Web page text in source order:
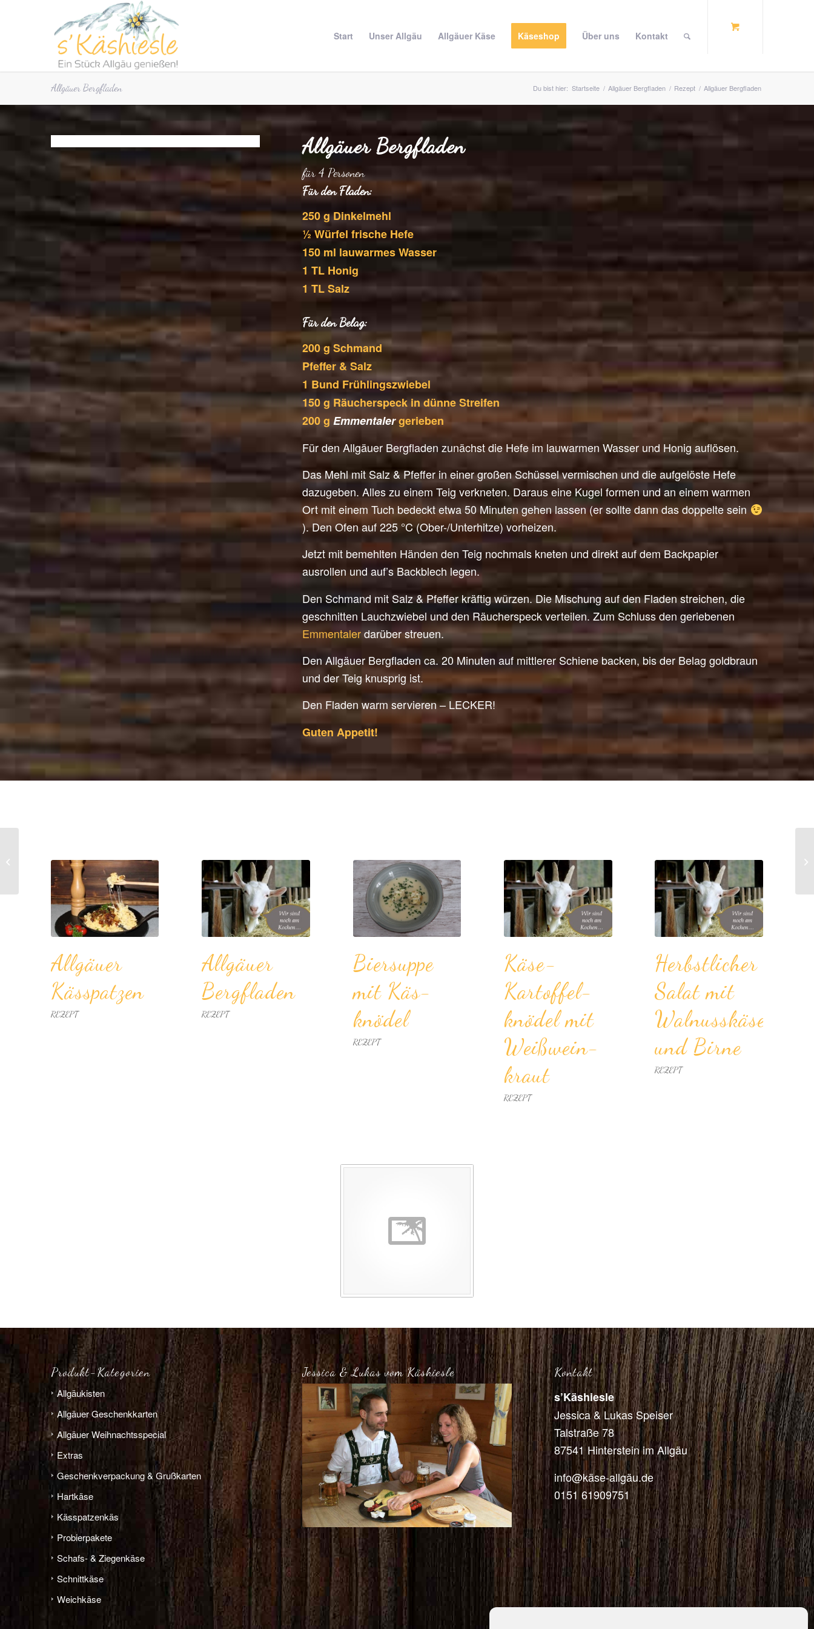
Start Unser Allgäu Allgäuer Käse Käseshop Über uns Kontakt
Allgäuer Bergfladen Du bist hier: Startseite / Allgäuer Bergfladen / Rezept / Allgäuer Bergfladen
Allgäuer Bergfladen
für 4 Personen
Für den Fladen:
250 g Dinkelmehl
½ Würfel frische Hefe
150 ml lauwarmes Wasser
1 TL Honig
1 TL Salz
Für den Belag:
200 g Schmand
Pfeffer & Salz
1 Bund Frühlingszwiebel
150 g Räucherspeck in dünne Streifen
200 g Emmentalergerieben
Für den Allgäuer Bergfladen zunächst die Hefe im lauwarmen Wasser und Honig auflösen.
Das Mehl mit Salz & Pfeffer in einer großen Schüssel vermischen und die aufgelöste Hefe
dazugeben. Alles zu einem Teig verkneten. Daraus eine Kugel formen und an einem warmen
Ort mit einem Tuch bedeckt etwa 50 Minuten gehen lassen (er sollte dann das doppelte sein
). Den Ofen auf 225 °C (Ober-/Unterhitze) vorheizen.
Jetzt mit bemehlten Händen den Teig nochmals kneten und direkt auf dem Backpapier
ausrollen und auf’s Backblech legen.
Den Schmand mit Salz & Pfeffer kräftig würzen. Die Mischung auf den Fladen streichen, die
geschnitten Lauchzwiebel und den Räucherspeck verteilen. Zum Schluss den geriebenen
Emmentalerdarüber streuen.
Den Allgäuer Bergfladen ca. 20 Minuten auf mittlerer Schiene backen, bis der Belag goldbraun
und der Teig knusprig ist.
Den Fladen warm servieren – LECKER!
Guten Appetit!
Allgäuer
Kässpatzen
REZEPT
Allgäuer
Bergfladen
REZEPT
Bier­suppe
mit Käs­
knödel
REZEPT
Käse-
Kartoffel­
knödel mit
Weiß­wein­
kraut
REZEPT
Herbstlicher
Salat mit
Walnusskäse
und Birne
REZEPT
Produkt-Kategorien
Allgäu­­kisten
Allgäuer Geschenkkarten
Allgäuer Weihnachts­­special
Extras
Geschenk­verpackung & Grußkarten
Hart­­käse
Käs­­spatzen­käs
Probier­pakete
Schafs- & Ziegen­­käse
Schnitt­­käse
Weich­­käse
Jessica & Lukas vom Käshiesle Kontakt
s’Käshiesle
Jessica & Lukas Speiser
Talstraße 78
87541 Hinterstein im Allgäu
info@käse-allgäu.de
0151 61909751